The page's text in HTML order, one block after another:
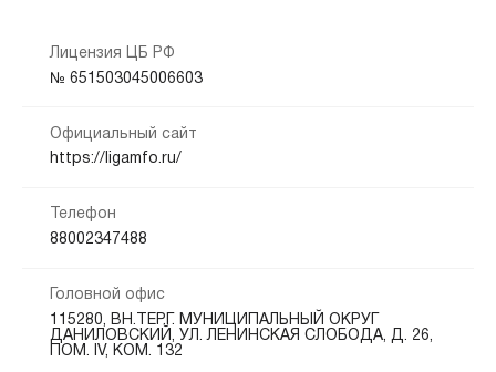
Способы получения:
Наличными На карту
Способы погашения:
Безналичный расчет
Кредитная история:
Документы:
Лицензия ЦБ РФ
№ 651503045006603
Официальный сайт
https://ligamfo.ru/
Телефон
88002347488
Головной офис
115280, ВН.ТЕР.Г. МУНИЦИПАЛЬНЫЙ ОКРУГ
ДАНИЛОВСКИЙ, УЛ. ЛЕНИНСКАЯ СЛОБОДА, Д. 26,
ПОМ. IV, КОМ. 132